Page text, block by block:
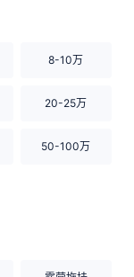
8-10万
20-25万
50-100万